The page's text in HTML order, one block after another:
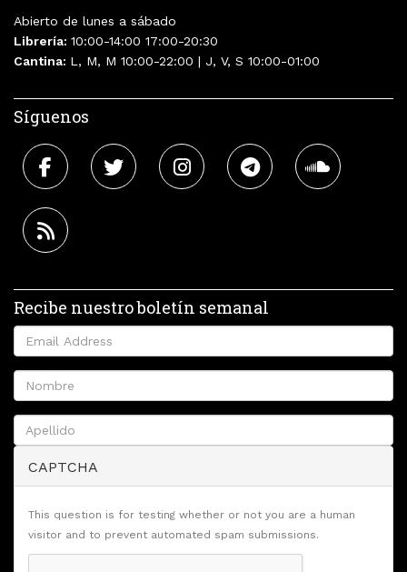
Abierto de lunes a sábado
Librería: 10:00-14:00 17:00-20:30
Cantina: L, M, M 10:00-22:00 | J, V, S 10:00-01:00
Síguenos
Recibe nuestro boletín semanal
CAPTCHA
This question is for testing whether or not you are a human
visitor and to prevent automated spam submissions.